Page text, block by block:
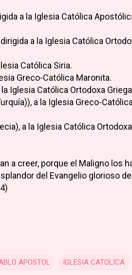
a la Iglesia Católica
a la Iglesia Católica
Católica Siria.
Greco-Católica Maronita.
Iglesia Católica Ortodoxa
a la Iglesia Greco-
a la Iglesia Católica Ortodoxa
a creer, porque el Maligno los
del Evangelio glorioso de
APOSTOL IGLESIA CATOLICA